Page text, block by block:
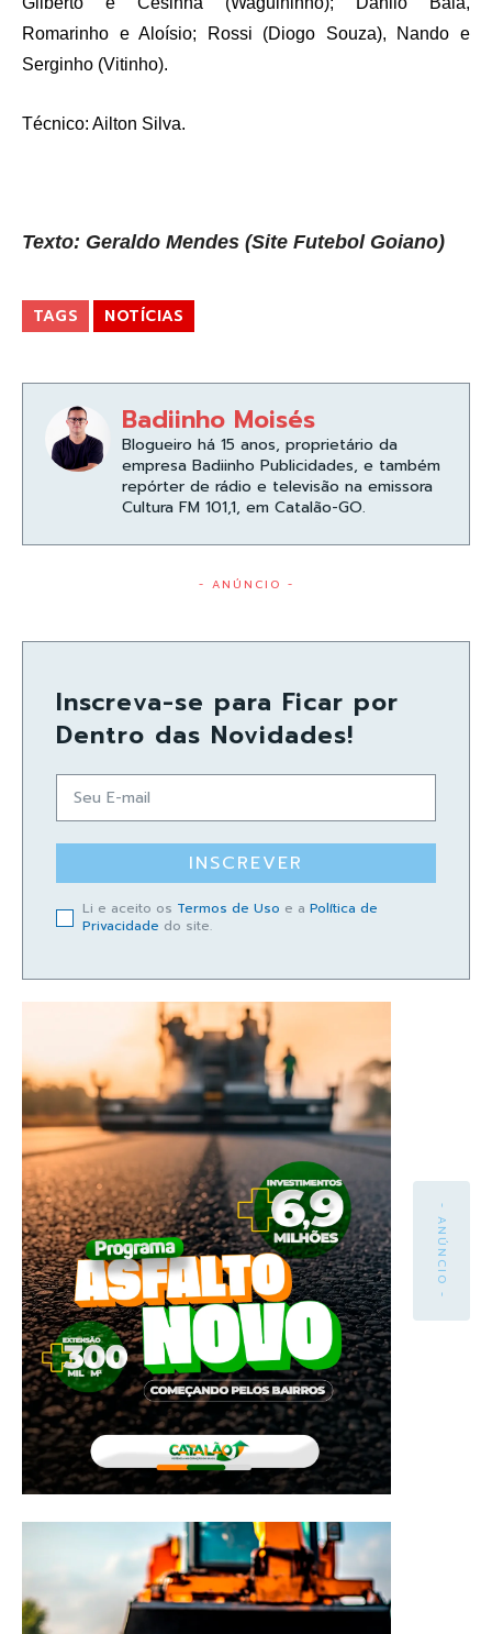
Romarinho e Aloísio; Rossi (Diogo Souza), Nando e
Serginho (Vitinho).
Técnico: Ailton Silva.
Texto: Geraldo Mendes (Site Futebol Goiano)
TAGS NOTÍCIAS
Badiinho Moisés
Blogueiro há 15 anos, proprietário da
empresa Badiinho Publicidades, e também
repórter de rádio e televisão na emissora
Cultura FM 101,1, em Catalão-GO.
- ANÚNCIO -
Inscreva-se para Ficar por
Dentro das Novidades!
INSCREVER
Li e aceito os Termos de Uso e a Política de
Privacidade do site.
- ANÚNCIO -